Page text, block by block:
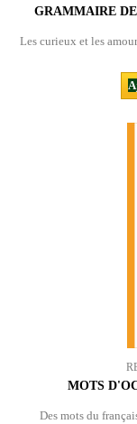
GRAMMAIRE
Les curieux et les
MOTS
Des mots du